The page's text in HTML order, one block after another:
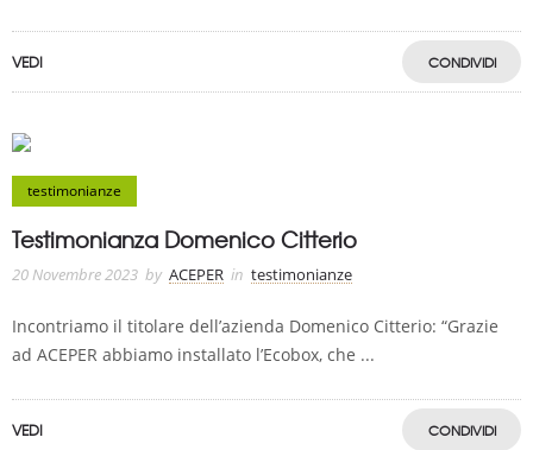
VEDI CONDIVIDI
testimonianze
Testimonianza Domenico Citterio
20 Novembre 2023 by ACEPER in testimonianze
Incontriamo il titolare dell’azienda Domenico Citterio: “Grazie
ad ACEPER abbiamo installato l’Ecobox, che ...
VEDI CONDIVIDI